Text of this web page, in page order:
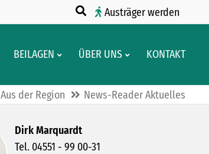
Austräger werden
BEILAGEN ÜBER UNS KONTAKT
Aus der Region News-Reader Aktuelles
Dirk Marquardt
Tel. 04551 - 99 00-31